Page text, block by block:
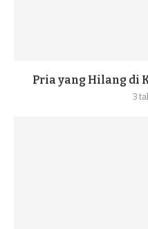
Pria yang Hilang di
3